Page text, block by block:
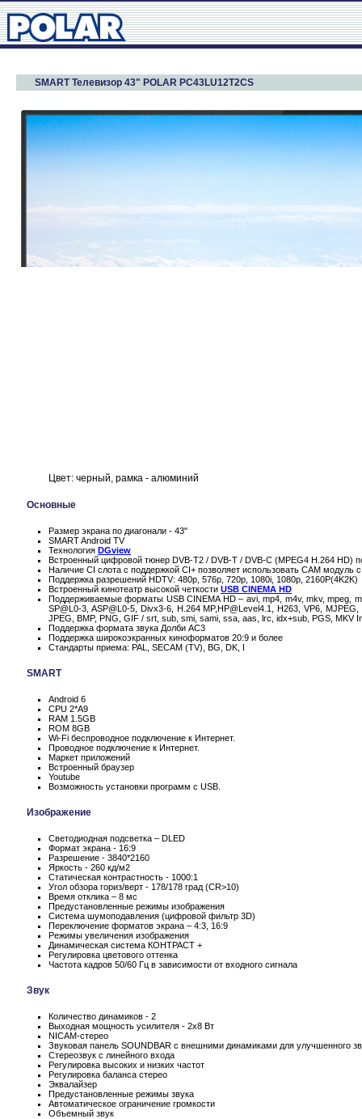
SMART Телевизор 43" POLAR PC43LU12T2CS
Цвет: черный, рамка - алюминий
Основные
Размер экрана по диагонали - 43"
SMART Android TV
Технология DGview
Встроенный цифровой тюнер DVB-T2 / DVB-T / DVB-C (MPEG4 H.264 HD)
Наличие CI слота с поддержкой CI+ позволяет использовать CAM модуль
Поддержка разрешений HDTV: 480p, 576p, 720p, 1080i, 1080p, 2160P(4K2K)
Встроенный кинотеатр высокой четкости USB CINEMA HD
Поддерживаемые форматы USB CINEMA HD – avi, mp4, m4v, mkv, mpeg,
SP@L0-3, ASP@L0-5, Divx3-6, H.264 MP,HP@Level4.1, H263, VP6,
JPEG, BMP, PNG, GIF / srt, sub, smi, sami, ssa, aas, lrc, idx+sub, PGS, MKV
Поддержка формата звука Долби AC3
Поддержка широкоэкранных киноформатов 20:9 и более
Стандарты приема: PAL, SECAM (TV), BG, DK, I
SMART
Android 6
CPU 2*A9
RAM 1.5GB
ROM 8GB
Wi-Fi беспроводное подключение к Интернет.
Проводное подключение к Интернет.
Маркет приложений
Встроенный браузер
Youtube
Возможность установки программ с USB.
Изображение
Светодиодная подсветка – DLED
Формат экрана - 16:9
Разрешение - 3840*2160
Яркость - 260 кд/м2
Статическая контрастность - 1000:1
Угол обзора гориз/верт - 178/178 град (CR>10)
Время отклика – 8 мс
Предустановленные режимы изображения
Система шумоподавления (цифровой фильтр 3D)
Переключение форматов экрана – 4:3, 16:9
Режимы увеличения изображения
Динамическая система КОНТРАСТ +
Регулировка цветового оттенка
Частота кадров 50/60 Гц в зависимости от входного сигнала
Звук
Количество динамиков - 2
Выходная мощность усилителя - 2x8 Вт
NICAM-стерео
Звуковая панель SOUNDBAR с внешними динамиками для улучшенного
Стереозвук с линейного входа
Регулировка высоких и низких частот
Регулировка баланса стерео
Эквалайзер
Предустановленные режимы звука
Автоматическое ограничение громкости
Объемный звук